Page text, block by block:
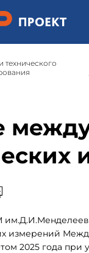
технического
измерений
2025 года